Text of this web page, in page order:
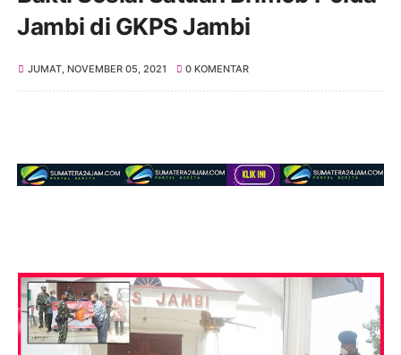
Jambi di GKPS Jambi
JUMAT, NOVEMBER 05, 2021 0 KOMENTAR